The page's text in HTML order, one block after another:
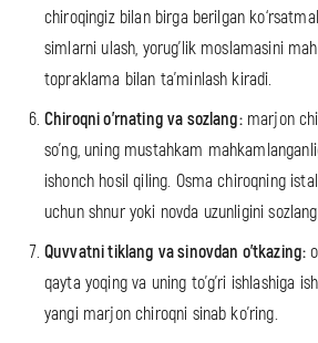
chiroqingiz bilan birga berilgan
simlarni ulash, yorug'lik moslamasini
topraklama bilan ta'minlash kiradi.
Chiroqni o'rnating va sozlang:marjon
so'ng, uning mustahkam
ishonch hosil qiling. Osma chiroqning
uchun shnur yoki novda uzunligini
Quvvatni tiklang va sinovdan o'tkazing:
qayta yoqing va uning to'g'ri ishlashiga
yangi marjon chiroqni sinab ko'ring.